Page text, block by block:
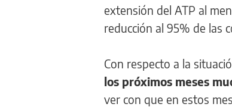
extensión del ATP al
reducción al 95% de las
Con respecto a la
los próximos meses
ver con que en estos